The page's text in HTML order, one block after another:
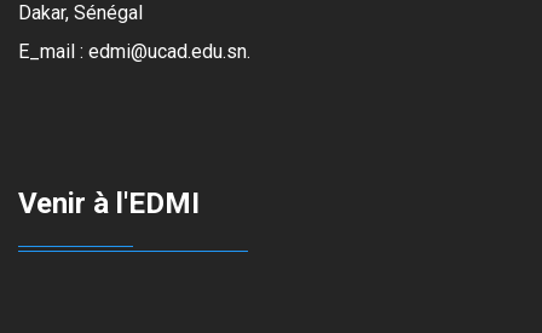
Dakar, Sénégal
E_mail : edmi@ucad.edu.sn.
Venir à l'EDMI